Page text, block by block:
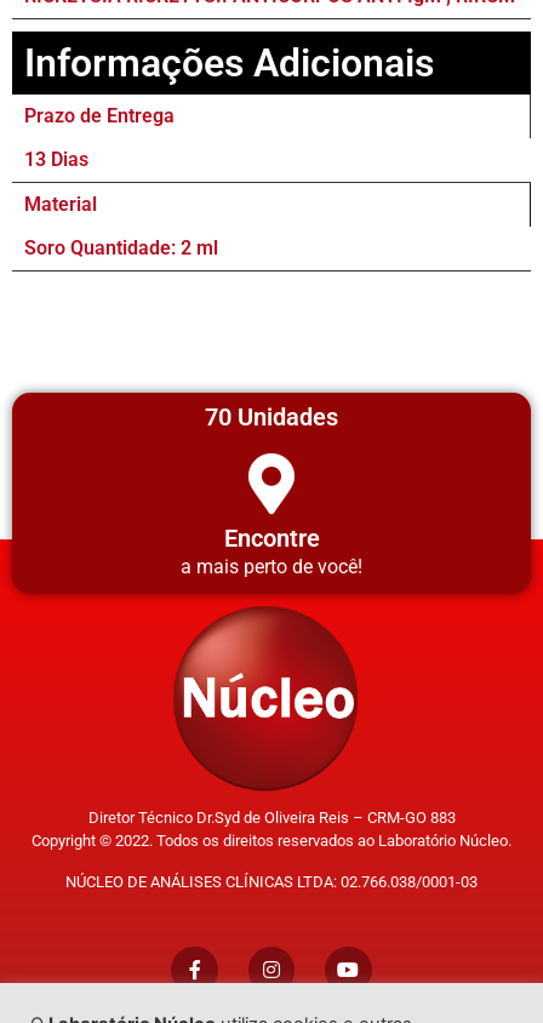
Informações Adicionais
Prazo de Entrega
13 Dias
Material
Soro Quantidade: 2 ml
70 Unidades
Encontre
a mais perto de você!
Diretor Técnico Dr.Syd de Oliveira Reis – CRM-GO 883
Copyright © 2022. Todos os direitos reservados ao Laboratório Núcleo.
NÚCLEO DE ANÁLISES CLÍNICAS LTDA: 02.766.038/0001-03